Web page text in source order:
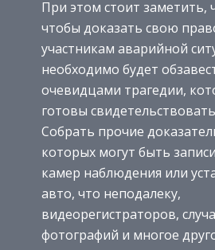
При этом стоит заметить,
чтобы доказать свою
участникам аварийной
необходимо будет
очевидцами трагедии,
готовы
Собрать прочие
которых могут быть
камер наблюдения или
авто, что неподалеку,
видеорегистраторов,
фотографий и многое